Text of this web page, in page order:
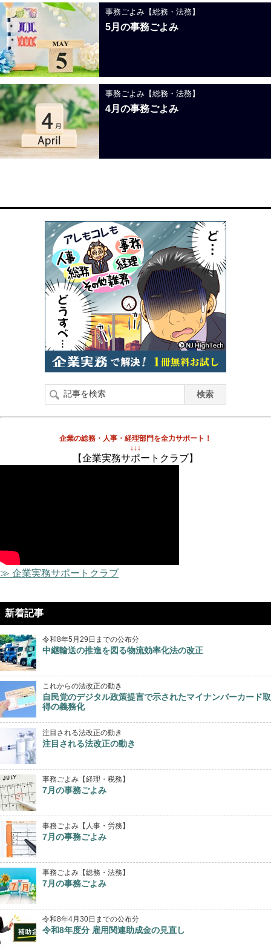
事務ごよみ【総務・法務】
5月の事務ごよみ
事務ごよみ【総務・法務】
4月の事務ごよみ
企業の総務・人事・経理部門を全力サポート！
↓↓↓
【企業実務サポートクラブ】
≫ 企業実務サポートクラブ
新着記事
令和8年5月29日までの公布分
中継輸送の推進を図る物流効率化法の改正
これからの法改正の動き
自民党のデジタル政策提言で示されたマイナンバーカード取
得の義務化
注目される法改正の動き
注目される法改正の動き
事務ごよみ【経理・税務】
7月の事務ごよみ
事務ごよみ【人事・労務】
7月の事務ごよみ
事務ごよみ【総務・法務】
7月の事務ごよみ
令和8年4月30日までの公布分
令和8年度分 雇用関連助成金の見直し